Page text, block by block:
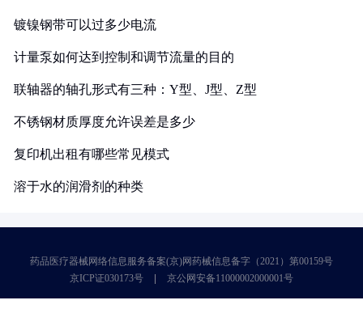
镀镍钢带可以过多少电流
计量泵如何达到控制和调节流量的目的
联轴器的轴孔形式有三种：Y型、J型、Z型
不锈钢材质厚度允许误差是多少
复印机出租有哪些常见模式
溶于水的润滑剂的种类
药品医疗器械网络信息服务备案(京)网药械信息备字（2021）第00159号
京ICP证030173号
京公网安备11000002000001号